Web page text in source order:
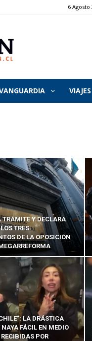
6 Agosto
VIAJES
Y DECLARA
TRES
DE LA OPOSICIÓN
LA DRÁSTICA
NAYA FÁCIL EN MEDIO
POR